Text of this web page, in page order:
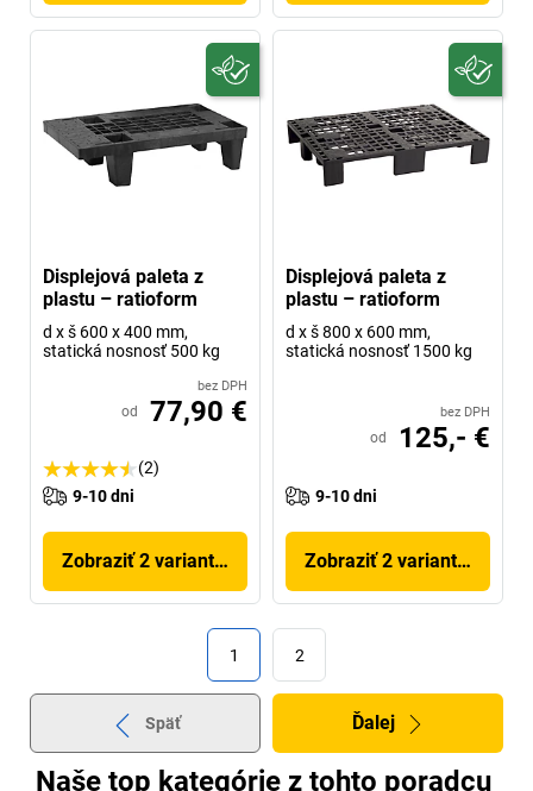
Displejová paleta z
plastu – ratioform
d x š 600 x 400 mm,
statická nosnosť 500 kg
bez DPH
od 77,90 €
(2)
9-10 dni
Zobraziť 2 variantov
Displejová paleta z
plastu – ratioform
d x š 800 x 600 mm,
statická nosnosť 1500 kg
bez DPH
od 125,- €
9-10 dni
Zobraziť 2 variantov
1 2
Späť Ďalej
Naše top kategórie z tohto poradcu